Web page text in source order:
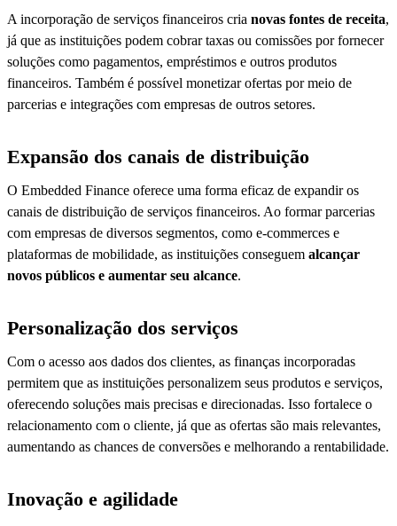
A incorporação de serviços financeiros cria novas fontes de receita,
já que as instituições podem cobrar taxas ou comissões por fornecer
soluções como pagamentos, empréstimos e outros produtos
financeiros. Também é possível monetizar ofertas por meio de
parcerias e integrações com empresas de outros setores.
Expansão dos canais de distribuição
O Embedded Finance oferece uma forma eficaz de expandir os
canais de distribuição de serviços financeiros. Ao formar parcerias
com empresas de diversos segmentos, como e-commerces e
plataformas de mobilidade, as instituições conseguem alcançar
novos públicos e aumentar seu alcance.
Personalização dos serviços
Com o acesso aos dados dos clientes, as finanças incorporadas
permitem que as instituições personalizem seus produtos e serviços,
oferecendo soluções mais precisas e direcionadas. Isso fortalece o
relacionamento com o cliente, já que as ofertas são mais relevantes,
aumentando as chances de conversões e melhorando a rentabilidade.
Inovação e agilidade